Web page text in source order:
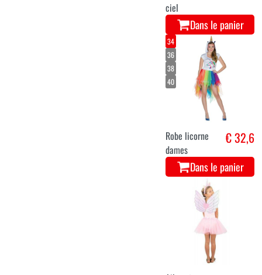
ciel
Dans le panier
34
36
38
40
Robe licorne
dames
€ 32,6
Dans le panier